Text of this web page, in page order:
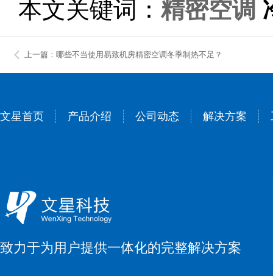
本文关键词： 精密空调
上一篇：哪些不当使用易致机房精密空调冬季制热不足？
文星首页 产品介绍 公司动态 解决方案
致力于为用户提供一体化的完整解决方案